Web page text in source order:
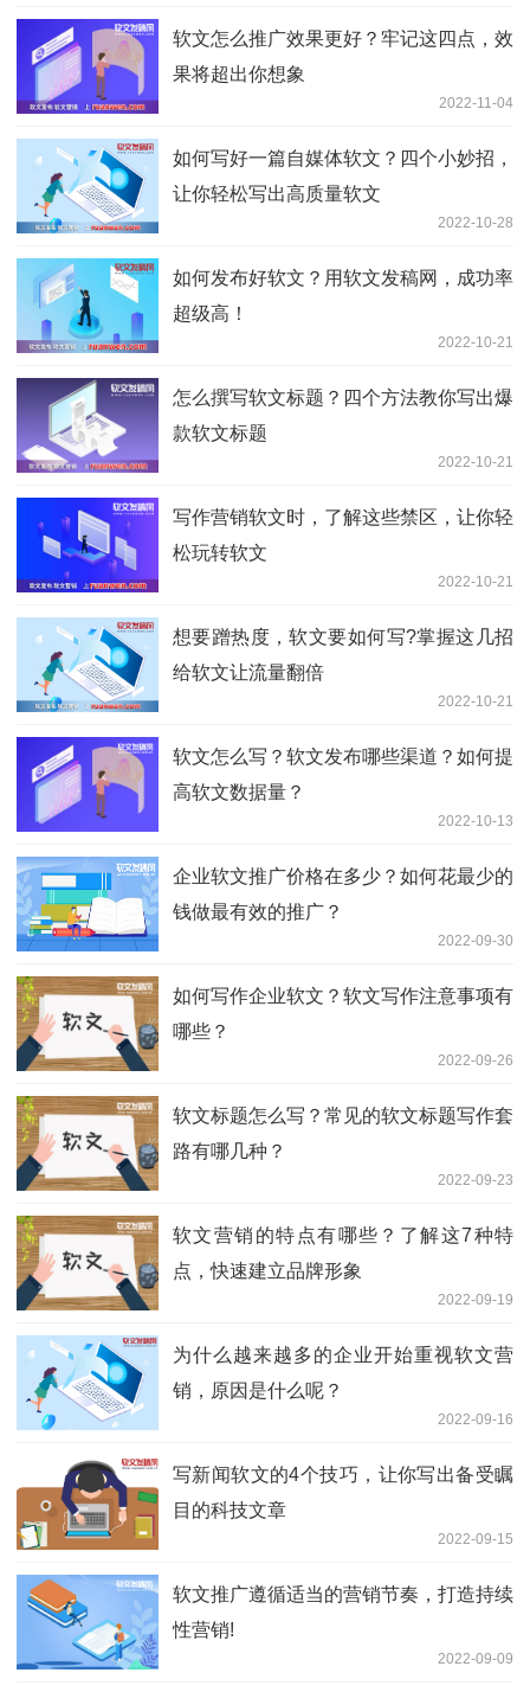
软文怎么推广效果更好？牢记这四点，效
果将超出你想象
2022-11-04
如何写好一篇自媒体软文？四个小妙招，
让你轻松写出高质量软文
2022-10-28
如何发布好软文？用软文发稿网，成功率
超级高！
2022-10-21
怎么撰写软文标题？四个方法教你写出爆
款软文标题
2022-10-21
写作营销软文时，了解这些禁区，让你轻
松玩转软文
2022-10-21
想要蹭热度，软文要如何写?掌握这几招
给软文让流量翻倍
2022-10-21
软文怎么写？软文发布哪些渠道？如何提
高软文数据量？
2022-10-13
企业软文推广价格在多少？如何花最少的
钱做最有效的推广？
2022-09-30
如何写作企业软文？软文写作注意事项有
哪些？
2022-09-26
软文标题怎么写？常见的软文标题写作套
路有哪几种？
2022-09-23
软文营销的特点有哪些？了解这7种特
点，快速建立品牌形象
2022-09-19
为什么越来越多的企业开始重视软文营
销，原因是什么呢？
2022-09-16
写新闻软文的4个技巧，让你写出备受瞩
目的科技文章
2022-09-15
软文推广遵循适当的营销节奏，打造持续
性营销!
2022-09-09